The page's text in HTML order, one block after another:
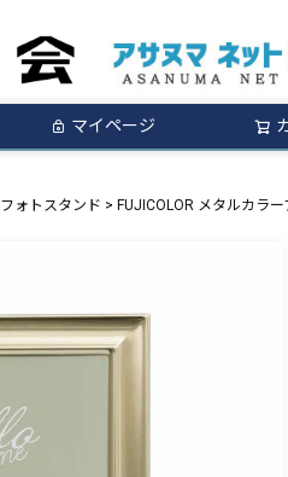
マイページ
フォトスタンド FUJICOLOR メタルカラ